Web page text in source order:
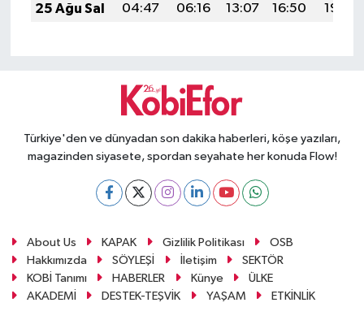
25 Ağu Sal
04:47 06:16 13:07 16:50 19:49
Türkiye'den ve dünyadan son dakika haberleri, köşe yazıları,
magazinden siyasete, spordan seyahate her konuda Flow!
About Us KAPAK Gizlilik Politikası
OSB
Hakkımızda
SÖYLEŞİ İletişim
SEKTÖR
KOBİ Tanımı
HABERLER Künye
ÜLKE
AKADEMİ
DESTEK-TEŞVİK YAŞAM ETKİNLİK